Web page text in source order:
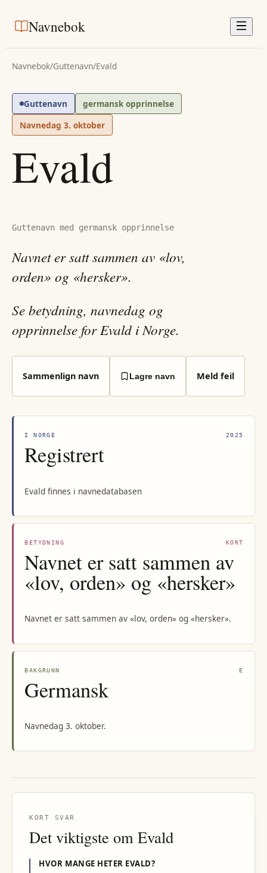
Navnebok
Navnebok/Guttenavn/Evald
Guttenavn
germansk opprinnelse
Navnedag 3. oktober
Evald
Guttenavn med germansk opprinnelse
Navnet er satt sammen av «lov,
orden» og «hersker».
Se betydning, navnedag og
opprinnelse for Evald i Norge.
Sammenlign navn Lagre navn Meld feil
I NORGE 2025
Registrert
Evald finnes i navnedatabasen
BETYDNING KORT
Navnet er satt sammen av
«lov, orden» og «hersker»
Navnet er satt sammen av «lov, orden» og «hersker».
BAKGRUNN E
Germansk
Navnedag 3. oktober.
KORT SVAR
Det viktigste om Evald
HVOR MANGE HETER EVALD?